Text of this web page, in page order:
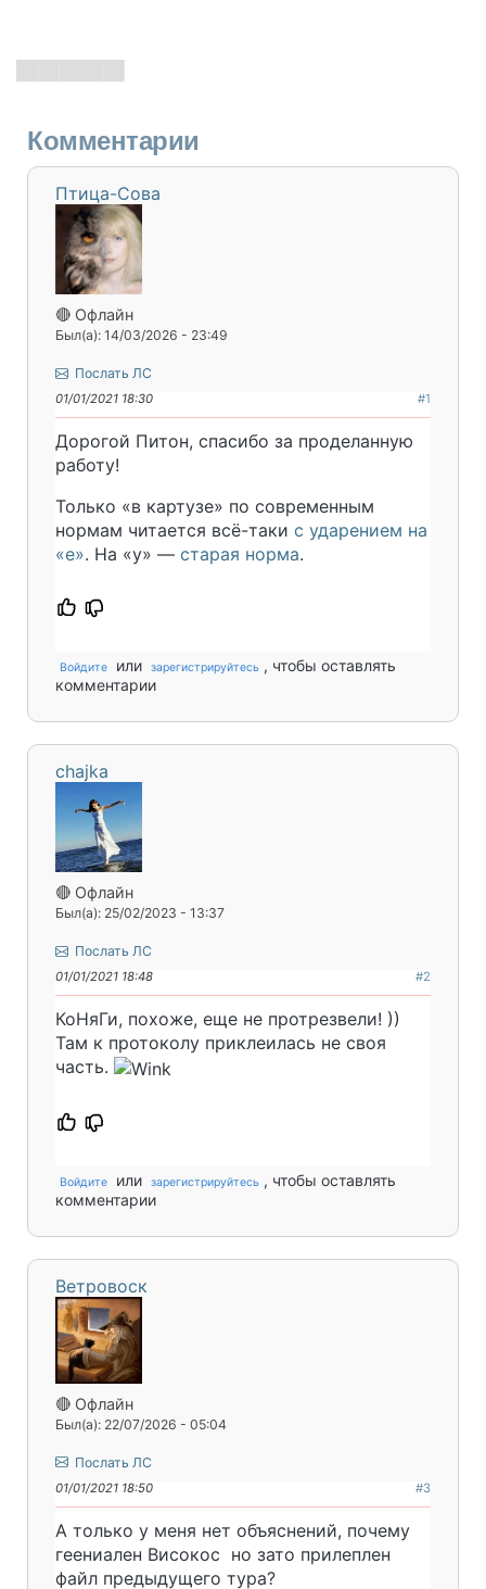
Комментарии
Птица-Сова
🔴 Офлайн
Был(а): 14/03/2026 - 23:49
Послать ЛС
01/01/2021 18:30 #1
Дорогой Питон, спасибо за проделанную
работу!
Только «в картузе» по современным
нормам читается всё-таки с ударением на
«е». На «у» — старая норма.
Войдите или зарегистрируйтесь , чтобы оставлять
комментарии
chajka
🔴 Офлайн
Был(а): 25/02/2023 - 13:37
Послать ЛС
01/01/2021 18:48 #2
КоНяГи, похоже, еще не протрезвели! ))
Там к протоколу приклеилась не своя
часть.
Войдите или зарегистрируйтесь , чтобы оставлять
комментарии
Ветровоск
🔴 Офлайн
Был(а): 22/07/2026 - 05:04
Послать ЛС
01/01/2021 18:50 #3
А только у меня нет объяснений, почему
геениален Високос но зато прилеплен
файл предыдущего тура?